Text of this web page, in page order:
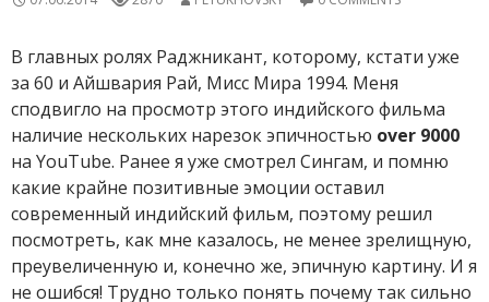
В главных ролях Раджникант, которому, кстати уже
за 60 и Айшвария Рай, Мисс Мира 1994. Меня
сподвигло на просмотр этого индийского фильма
наличие нескольких нарезок эпичностью over 9000
на YouTube. Ранее я уже смотрел Сингам, и помню
какие крайне позитивные эмоции оставил
современный индийский фильм, поэтому решил
посмотреть, как мне казалось, не менее зрелищную,
преувеличенную и, конечно же, эпичную картину. И я
не ошибся! Трудно только понять почему так сильно